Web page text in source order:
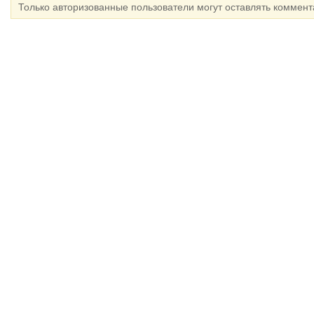
Только авторизованные пользователи могут оставлять